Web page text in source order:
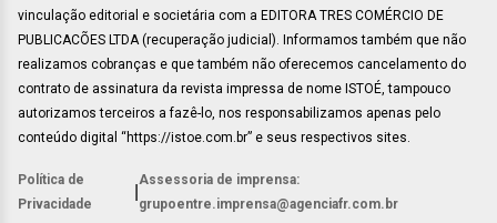
vinculação editorial e societária com a EDITORA TRES COMÉRCIO DE
PUBLICACÕES LTDA (recuperação judicial). Informamos também que não
realizamos cobranças e que também não oferecemos cancelamento do
contrato de assinatura da revista impressa de nome ISTOÉ, tampouco
autorizamos terceiros a fazê-lo, nos responsabilizamos apenas pelo
conteúdo digital “https://istoe.com.br” e seus respectivos sites.
Política de
Privacidade
Assessoria de imprensa:
grupoentre.imprensa@agenciafr.com.br